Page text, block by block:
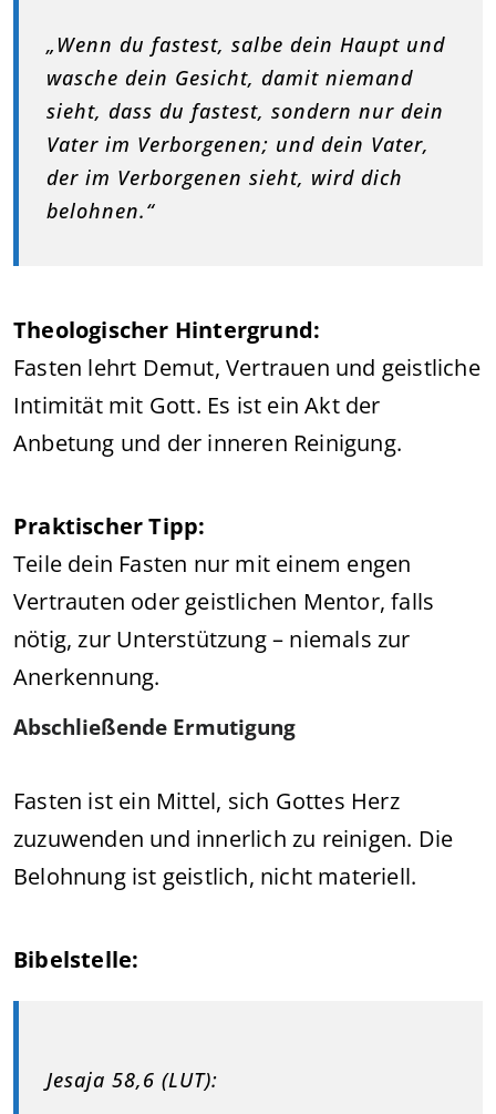
„Wenn du fastest, salbe dein Haupt und
wasche dein Gesicht, damit niemand
sieht, dass du fastest, sondern nur dein
Vater im Verborgenen; und dein Vater,
der im Verborgenen sieht, wird dich
belohnen.“
Theologischer Hintergrund:
Fasten lehrt Demut, Vertrauen und geistliche
Intimität mit Gott. Es ist ein Akt der
Anbetung und der inneren Reinigung.
Praktischer Tipp:
Teile dein Fasten nur mit einem engen
Vertrauten oder geistlichen Mentor, falls
nötig, zur Unterstützung – niemals zur
Anerkennung.
Abschließende Ermutigung
Fasten ist ein Mittel, sich Gottes Herz
zuzuwenden und innerlich zu reinigen. Die
Belohnung ist geistlich, nicht materiell.
Bibelstelle:
Jesaja 58,6 (LUT):